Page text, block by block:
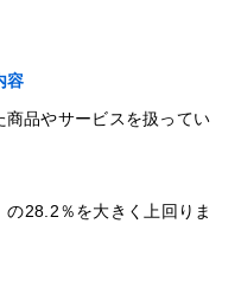
容
品やサービスを扱ってい
の28.2％を大きく上回りま